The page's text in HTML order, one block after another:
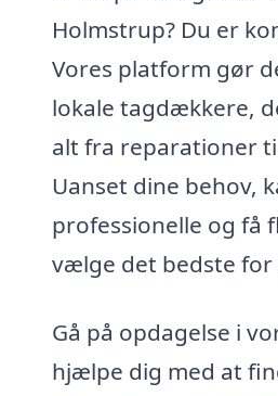
Holmstrup? Du er
Vores platform gør
lokale tagdækkere,
alt fra reparationer
Uanset dine behov,
professionelle og få
vælge det bedste
Gå på opdagelse i
hjælpe dig med at